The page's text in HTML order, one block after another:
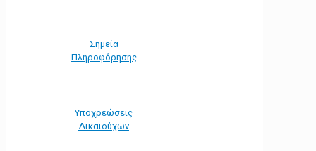
Σημεία
Πληροφόρησης
Υποχρεώσεις
Δικαιούχων